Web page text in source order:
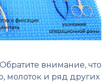
внимание, что
молоток и ряд других